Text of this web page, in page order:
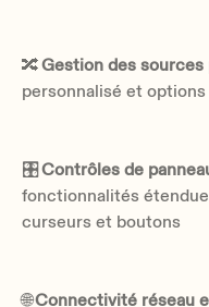
🔀Gestion des
personnalisé et
🎛Contrôles de
fonctionnalités
curseurs et boutons
🌐Connectivité réseau